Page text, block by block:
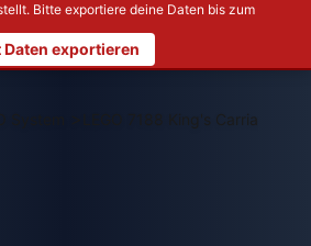
Bitte exportiere deine Daten bis zum
Daten exportieren
LEGO 7188 King's Carriage